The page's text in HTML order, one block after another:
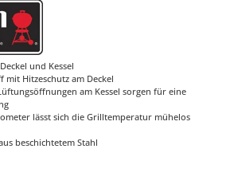
und Kessel
Hitzeschutz am Deckel
am Kessel sorgen für eine
lässt sich die Grilltemperatur mühelos
beschichtetem Stahl